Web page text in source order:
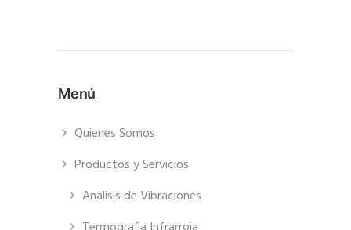
Menú
Quienes Somos
Productos y Servicios
Analisis de Vibraciones